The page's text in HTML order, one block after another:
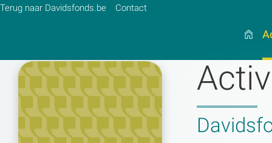
Terug naar Davidsfonds.be Contact
Zoek:
Zoeken